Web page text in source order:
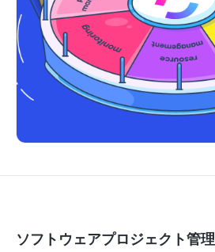
ソフトウェアプロジェクト管理